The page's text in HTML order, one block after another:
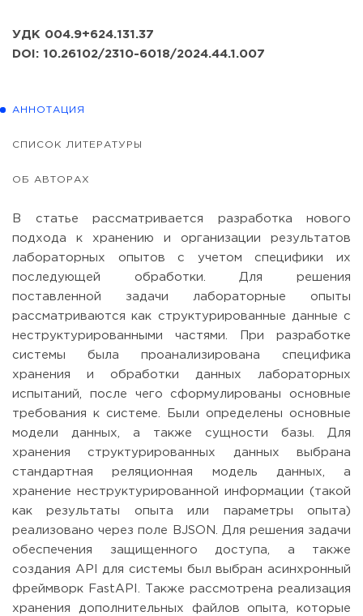
УДК 004.9+624.131.37
DOI: 10.26102/2310-6018/2024.44.1.007
АННОТАЦИЯ
СПИСОК ЛИТЕРАТУРЫ
ОБ АВТОРАХ
В статье рассматривается разработка нового
подхода к хранению и организации результатов
лабораторных опытов с учетом специфики их
последующей обработки. Для решения
поставленной задачи лабораторные опыты
рассматриваются как структурированные данные с
неструктурированными частями. При разработке
системы была проанализирована специфика
хранения и обработки данных лабораторных
испытаний, после чего сформулированы основные
требования к системе. Были определены основные
модели данных, а также сущности базы. Для
хранения структурированных данных выбрана
стандартная реляционная модель данных, а
хранение неструктурированной информации (такой
как результаты опыта или параметры опыта)
реализовано через поле BJSON. Для решения задачи
обеспечения защищенного доступа, а также
создания API для системы был выбран асинхронный
фреймворк FastAPI. Также рассмотрена реализация
хранения дополнительных файлов опыта, которые